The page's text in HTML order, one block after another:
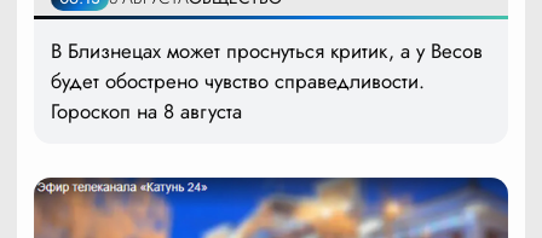
В Близнецах может проснуться критик, а у Весов
будет обострено чувство справедливости.
Гороскоп на 8 августа